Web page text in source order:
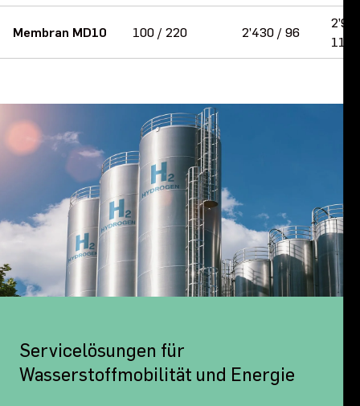
Membran MD10 100 / 220 2’430 / 96
116
Servicelösungen für
Wasserstoffmobilität und Energie